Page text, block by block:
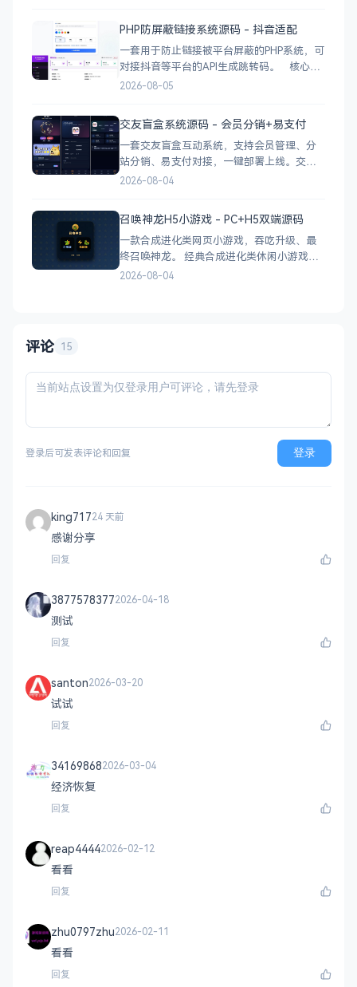
情 小区投票：发起/参与/查看结果 邻里社区
PHP防屏蔽链接系统源码 - 抖音适配
一套用于防止链接被平台屏蔽的PHP系统，可
对接抖音等平台的API生成跳转码。 核心功
能 多域名池智能切换，降低被拦截概率 对接
分析报表 技术栈 后端：PHP
2026-08-05
交友盲盒系统源码 - 会员分销+易支付
一套交友盲盒互动系统，支持会员管理、分
站分销、易支付对接，一键部署上线。交友
盲盒系统源码，支持会员系统、多商户分
建。 核心功能 会员系统：自定义价格、会
员等级 分销系统：代理商机制、佣金
2026-08-04
召唤神龙H5小游戏 - PC+H5双端源码
一款合成进化类网页小游戏，吞吃升级、最
终召唤神龙。 经典合成进化类休闲小游戏，
双版本可选：正常版挑战通关、无敌版轻松
2026-08-04
评论 15
登录后可发表评论和回复 登录
king71724 天前
感谢分享
回复
38775783772026-04-18
测试
回复
santon2026-03-20
试试
回复
341698682026-03-04
经济恢复
回复
reap44442026-02-12
看看
回复
zhu0797zhu2026-02-11
看看
回复